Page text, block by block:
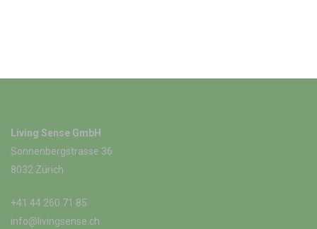
Living Sense GmbH
Sonnenbergstrasse 36
8032 Zürich
+41 44 260 71 85
info@livingsense.ch